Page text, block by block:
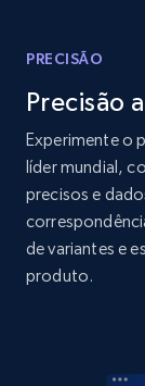
price,
more.
2.1K+
Amazon
Amazon
PRECISÃO
Precisão
Experimente o
líder mundial,
precisos e
de variantes e
produto.